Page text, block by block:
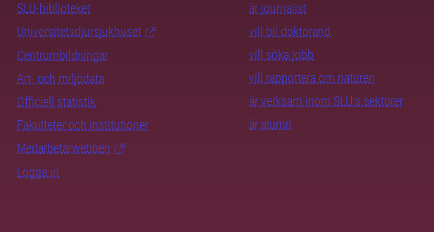
SLU-biblioteket
Universitetsdjursjukhuset
Centrumbildningar
Art- och miljödata
Officiell statistik
Fakulteter och institutioner
Medarbetarwebben
Logga in
är journalist
vill bli doktorand
vill söka jobb
vill rapportera om naturen
är verksam inom SLU:s sektorer
är alumn